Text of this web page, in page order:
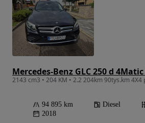
2143 cm3 • 204 KM • 2.2 204km 90tys.km 4X4
94 895 km Diesel
2018